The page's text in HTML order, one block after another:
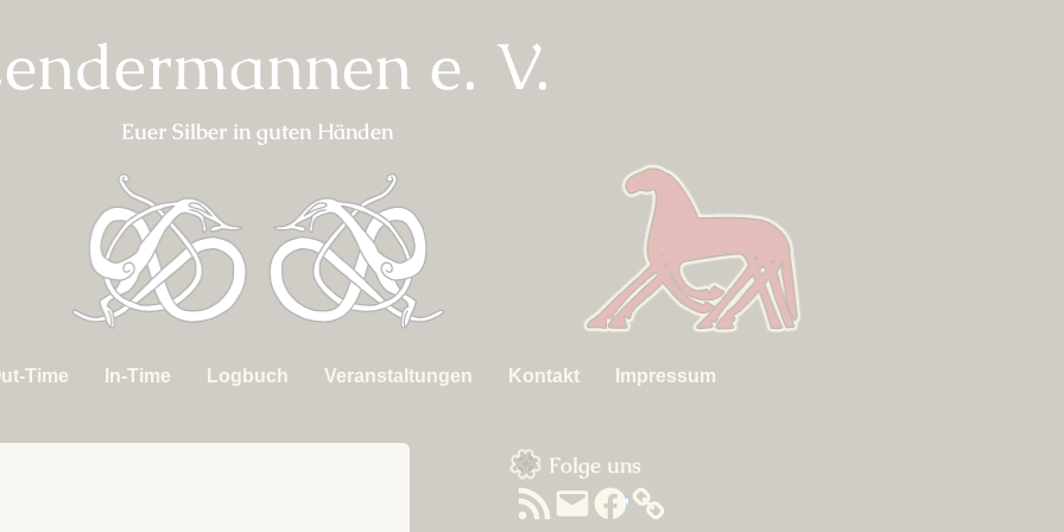
e. V.
Euer Silber in guten Händen
Time
In-Time
Mannen
Logbuch
Starkadsund
Veranstaltungen
Metsommernachtstraum
Kontakt Impressum
Sidebar
Folge uns
RSS-
Feed
E-
Mail
Facebook